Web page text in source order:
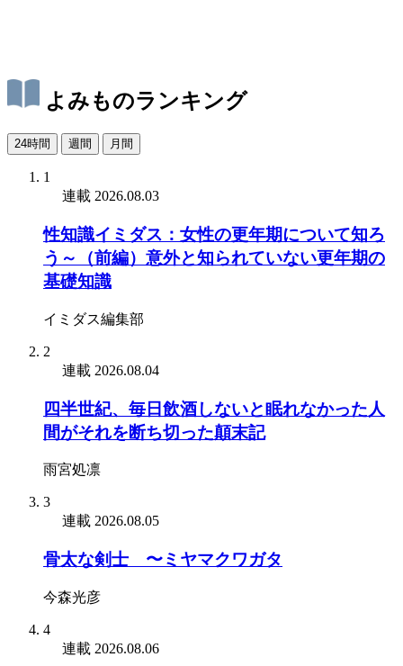
よみものランキング
24時間 週間 月間
1
連載 2026.08.03
性知識イミダス：女性の更年期について知ろ
う～（前編）意外と知られていない更年期の
基礎知識
イミダス編集部
2
連載 2026.08.04
四半世紀、毎日飲酒しないと眠れなかった人
間がそれを断ち切った顛末記
雨宮処凛
3
連載 2026.08.05
骨太な剣士 〜ミヤマクワガタ
今森光彦
4
連載 2026.08.06